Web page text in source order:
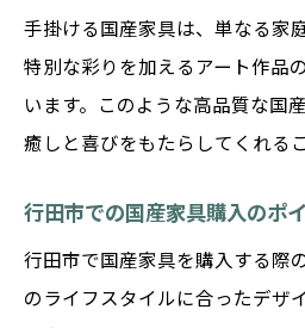
行田市の住まいに国
国産家具によるパー
国産家具で実現する住
手掛ける国産家具は、単なる家
特別な彩りを加えるアート作品
います。このような高品質な国
癒しと喜びをもたらしてくれる
行田市での国産家具購入のポ
行田市で国産家具を購入する際
のライフスタイルに合ったデザ